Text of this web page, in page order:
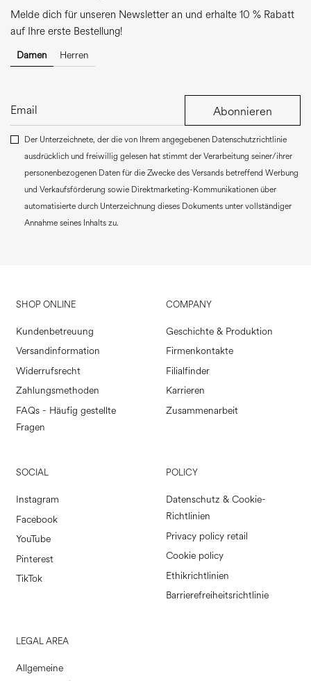
Melde dich für unseren Newsletter an und erhalte 10 % Rabatt
auf Ihre erste Bestellung!
Damen Herren
Abonnieren
Der Unterzeichnete, der die von Ihrem angegebenen Datenschutzrichtlinie
ausdrücklich und freiwillig gelesen hat stimmt der Verarbeitung seiner/ihrer
personenbezogenen Daten für die Zwecke des Versands betreffend Werbung
und Verkaufsförderung sowie Direktmarketing-Kommunikationen über
automatisierte durch Unterzeichnung dieses Dokuments unter vollständiger
Annahme seines Inhalts zu.
SHOP ONLINE
Kundenbetreuung
Versandinformation
Widerrufsrecht
Zahlungsmethoden
FAQs - Häufig gestellte
Fragen
COMPANY
Geschichte & Produktion
Firmenkontakte
Filialfinder
Karrieren
Zusammenarbeit
SOCIAL
Instagram
Facebook
YouTube
Pinterest
TikTok
POLICY
Datenschutz & Cookie-
Richtlinien
Privacy policy retail
Cookie policy
Ethikrichtlinien
Barrierefreiheitsrichtlinie
LEGAL AREA
Allgemeine